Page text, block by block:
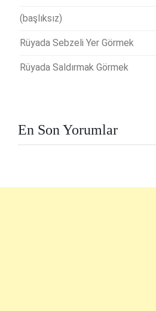
(başlıksız)
Rüyada Sebzeli Yer Görmek
Rüyada Saldırmak Görmek
En Son Yorumlar